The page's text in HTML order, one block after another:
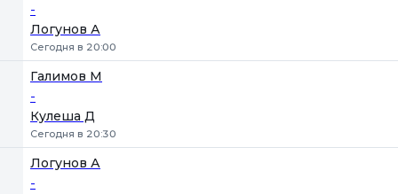
-
Логунов А
Сегодня в 20:00
Галимов М
-
Кулеша Д
Сегодня в 20:30
Логунов А
-